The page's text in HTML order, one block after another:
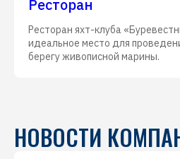
Ресторан
Ресторан яхт-клуба
идеальное место для
берегу живописной марины.
НОВОСТИ